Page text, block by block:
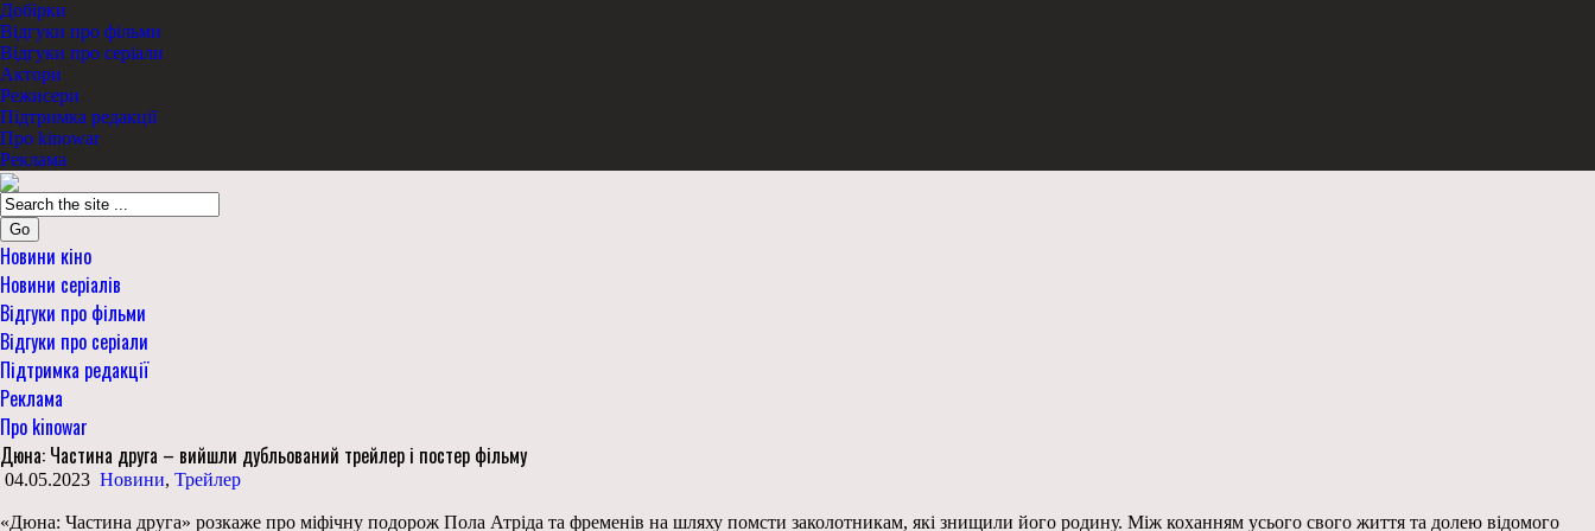
Добірки
Відгуки про фільми
Відгуки про серіали
Актори
Режисери
Підтримка редакції
Про kinowar
Реклама
Go
Новини кіно
Новини серіалів
Відгуки про фільми
Відгуки про серіали
Підтримка редакції
Реклама
Про kinowar
Дюна: Частина друга – вийшли дубльований трейлер і постер фільму
04.05.2023 Новини, Трейлер
«Дюна: Частина друга» розкаже про міфічну подорож Пола Атріда та фременів на шляху помсти заколотникам, які знищили його родину. Між коханням усього свого життя та долею відомого